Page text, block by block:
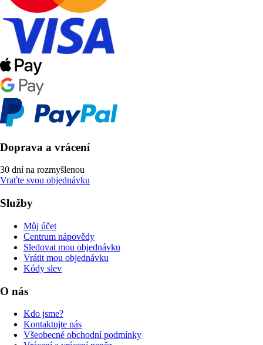
Doprava a vrácení
30 dní na rozmyšlenou
Vraťte svou objednávku
Služby
Můj účet
Centrum nápovědy
Sledovat mou objednávku
Vrátit mou objednávku
Kódy slev
O nás
Kdo jsme?
Kontaktujte nás
Všeobecné obchodní podmínky